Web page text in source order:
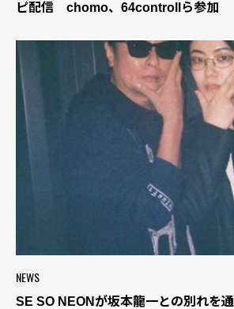
ピ配信 chomo、64controllら参加
NEWS
SE SO NEONが坂本龍一との別れを